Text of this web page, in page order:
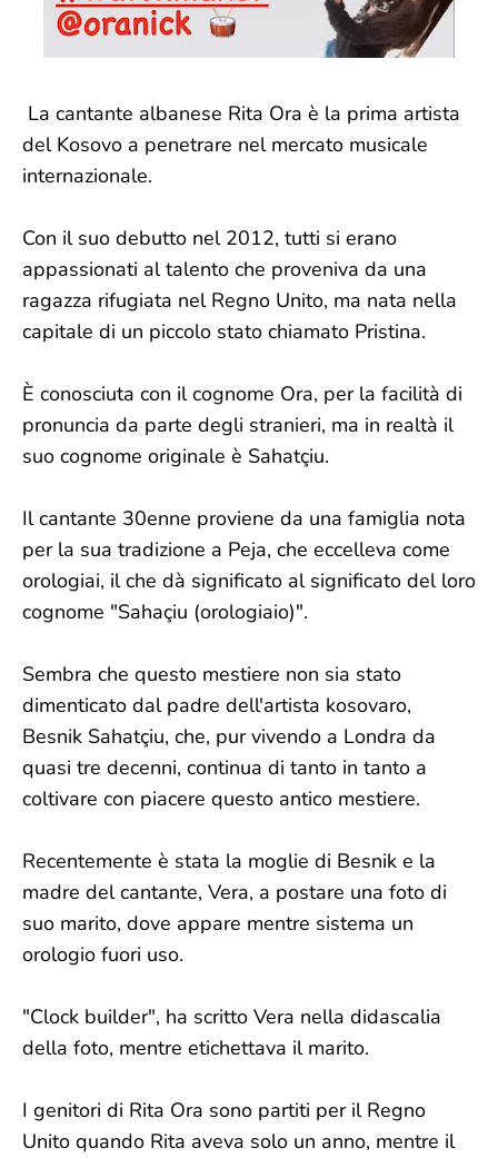
La cantante albanese Rita Ora è la prima artista
del Kosovo a penetrare nel mercato musicale
internazionale.
Con il suo debutto nel 2012, tutti si erano
appassionati al talento che proveniva da una
ragazza rifugiata nel Regno Unito, ma nata nella
capitale di un piccolo stato chiamato Pristina.
È conosciuta con il cognome Ora, per la facilità di
pronuncia da parte degli stranieri, ma in realtà il
suo cognome originale è Sahatçiu.
Il cantante 30enne proviene da una famiglia nota
per la sua tradizione a Peja, che eccelleva come
orologiai, il che dà significato al significato del loro
cognome "Sahaçiu (orologiaio)".
Sembra che questo mestiere non sia stato
dimenticato dal padre dell'artista kosovaro,
Besnik Sahatçiu, che, pur vivendo a Londra da
quasi tre decenni, continua di tanto in tanto a
coltivare con piacere questo antico mestiere.
Recentemente è stata la moglie di Besnik e la
madre del cantante, Vera, a postare una foto di
suo marito, dove appare mentre sistema un
orologio fuori uso.
"Clock builder", ha scritto Vera nella didascalia
della foto, mentre etichettava il marito.
I genitori di Rita Ora sono partiti per il Regno
Unito quando Rita aveva solo un anno, mentre il